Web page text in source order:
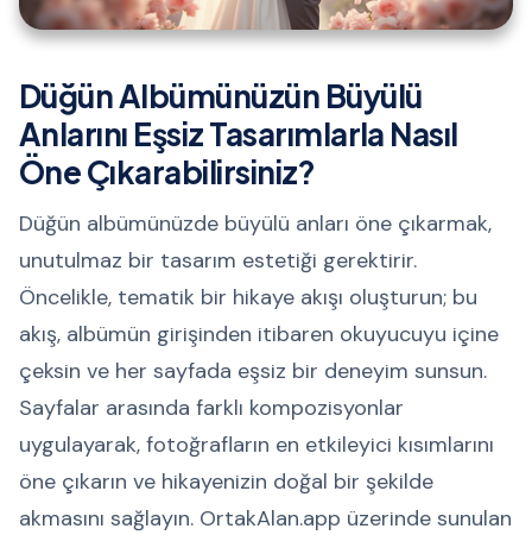
Düğün Albümünüzün Büyülü
Anlarını Eşsiz Tasarımlarla Nasıl
Öne Çıkarabilirsiniz?
Düğün albümünüzde büyülü anları öne çıkarmak,
unutulmaz bir tasarım estetiği gerektirir.
Öncelikle, tematik bir hikaye akışı oluşturun; bu
akış, albümün girişinden itibaren okuyucuyu içine
çeksin ve her sayfada eşsiz bir deneyim sunsun.
Sayfalar arasında farklı kompozisyonlar
uygulayarak, fotoğrafların en etkileyici kısımlarını
öne çıkarın ve hikayenizin doğal bir şekilde
akmasını sağlayın. OrtakAlan.app üzerinde sunulan